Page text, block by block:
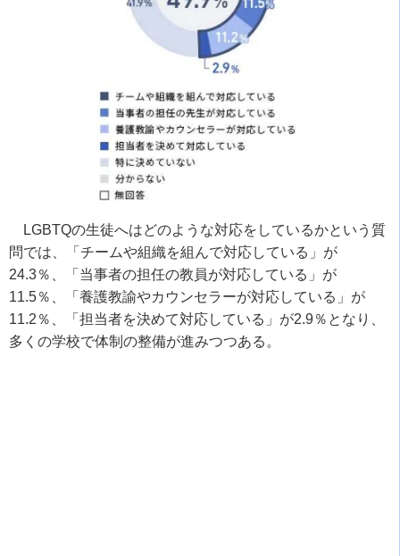
LGBTQの生徒へはどのような対応をしているかという質
問では、「チームや組織を組んで対応している」が
24.3％、「当事者の担任の教員が対応している」が
11.5％、「養護教諭やカウンセラーが対応している」が
11.2 ％、「担当者を決めて対応している」が2.9％となり、
多くの学校で体制の整備が進みつつある。